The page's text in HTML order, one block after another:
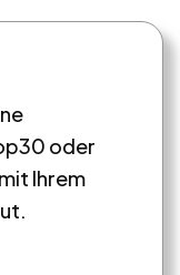
oder
Ihrem